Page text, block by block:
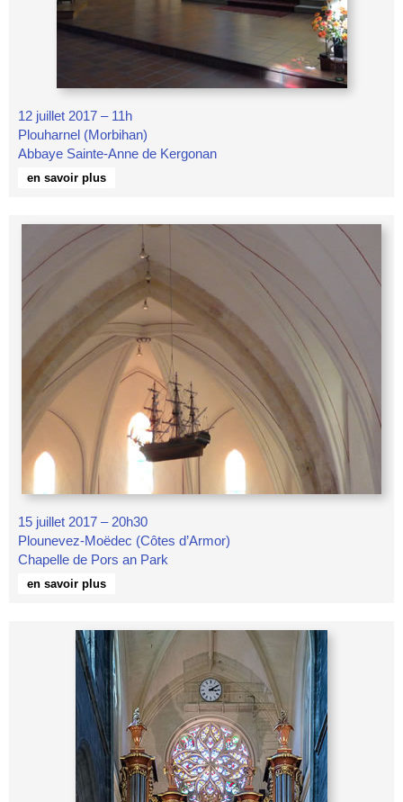
12 juillet 2017 – 11h
Plouharnel (Morbihan)
Abbaye Sainte-Anne de Kergonan
en savoir plus
15 juillet 2017 – 20h30
Plounevez-Moëdec (Côtes d’Armor)
Chapelle de Pors an Park
en savoir plus